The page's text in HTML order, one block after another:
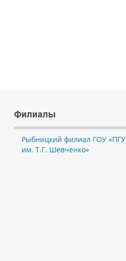
Филиалы
Рыбницкий филиал ГОУ «ПГУ
им. Т.Г. Шевченко»